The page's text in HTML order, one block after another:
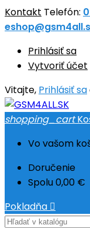
Kontakt Telefón:
Prihlásiť sa
Vytvoriť účet
Vitajte, Prihlásiť sa
shopping_cart
Vo vašom
Doručenie
Spolu0,00 €
Pokladňa 